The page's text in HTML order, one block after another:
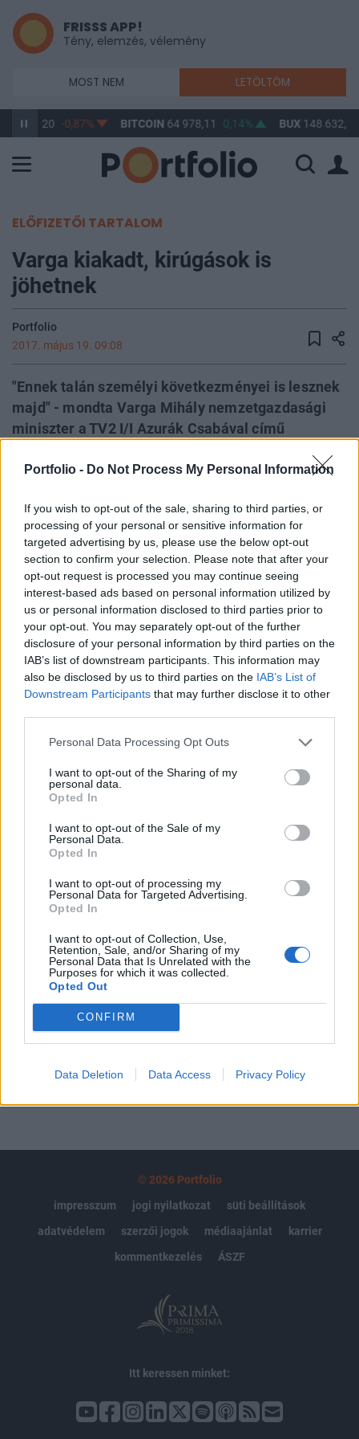
Portfolio - Do Not Process My Personal Information
If you wish to opt-out of the sale, sharing to third parties, or
processing of your personal or sensitive information for
targeted advertising by us, please use the below opt-out
section to confirm your selection. Please note that after your
opt-out request is processed you may continue seeing
interest-based ads based on personal information utilized by
us or personal information disclosed to third parties prior to
your opt-out. You may separately opt-out of the further
disclosure of your personal information by third parties on the
IAB’s list of downstream participants. This information may
also be disclosed by us to third parties on the IAB’s List of
Downstream Participants that may further disclose it to other
Personal Data Processing Opt Outs
I want to opt-out of the Sharing of my
personal data.
Opted In
I want to opt-out of the Sale of my
Personal Data.
Opted In
I want to opt-out of processing my
Personal Data for Targeted Advertising.
Opted In
I want to opt-out of Collection, Use,
Retention, Sale, and/or Sharing of my
Personal Data that Is Unrelated with the
Purposes for which it was collected.
Opted Out
CONFIRM
Data Deletion Data Access Privacy Policy
FRISSS APP!
Tény, elemzés, vélemény
MOST NEM LETÖLTÖM
314,20 -0,87% BITCOIN 64 978,11 0,14% BUX148 632,55
ELŐFIZETŐI TARTALOM
Varga kiakadt, kirúgások is
jöhetnek
Portfolio
2017. május 19. 09:08
"Ennek talán személyi következményei is lesznek
majd" - mondta Varga Mihály nemzetgazdasági
miniszter a TV2 I/I Azurák Csabával című
napokban derült ki, hogy a Vállalkozz itthon, fiatal!
kaptak, ezért belső vizsgálatot rendelt el a
miniszter. A botrány kapcsán felgyorsultak az
elbírálások és már körülbelül 60 szerződést meg
is kötöttek.
Kecskemét - Merre tovább hazai kkv-k? - Versenyképesség
2026-banMerre tovább hazai kkv-k? - Versenyképesség
2026-ban! Jön a Portfolio félnapos, üzleti vidéki
rendezvénysorozata, ami naprakész gazdasági és
pénzügyi helyzetképpel segíti a helyi kkv-szektort.
fiatal! elnevezésű...
KEDVES OLVASÓNK!
A keresett cikk a portfolio.hu hírarchívumához
tartozik, melynek olvasása előfizetéses
Az előfizetés a következőket tartalmazza:
Portfolio.hu teljes cikkarchívum
Kötéslisták: BÉT elmúlt 2 év napon belüli
kötéslistái
© 2026 Portfolio
impresszum
jogi nyilatkozat
süti beállítások
adatvédelem
szerzői jogok médiaajánlat
karrier
kommentkezelés
ÁSZF
Itt keressen minket: